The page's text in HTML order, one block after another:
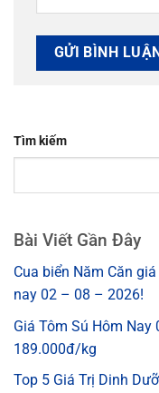
Tìm kiếm
Bài Viết Gần Đây
Cua biển Năm Căn
nay 02 – 08 – 2026!
Giá Tôm Sú Hôm
189.000đ/kg
Top 5 Giá Trị Dinh